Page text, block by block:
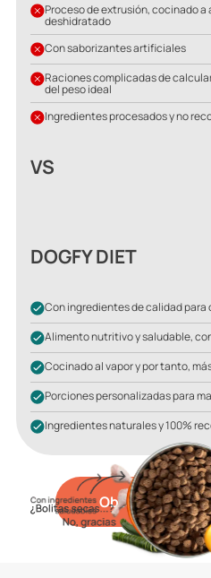
Proceso de extrusión, cocinado
deshidratado
Con saborizantes artificiales
Raciones complicadas de
del peso ideal
Ingredientes procesados y no
VS
DOGFY DIET
Con ingredientes de calidad para
Alimento nutritivo y saludable,
Cocinado al vapor y por tanto,
Porciones personalizadas para
Ingredientes naturales y 100%
Obtener más